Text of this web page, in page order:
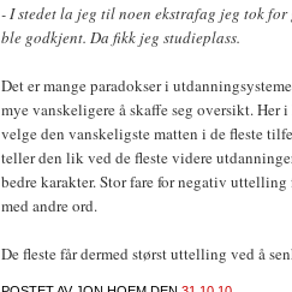
- I stedet la jeg til noen ekstrafag jeg tok
ble godkjent. Da fikk jeg studieplass.
Det er mange paradokser i
mye vanskeligere å skaffe seg oversikt. Her
velge den vanskeligste matten i de fleste
teller den lik ved de fleste videre
bedre karakter. Stor fare for negativ
med andre ord.
De fleste får dermed størst uttelling ved å